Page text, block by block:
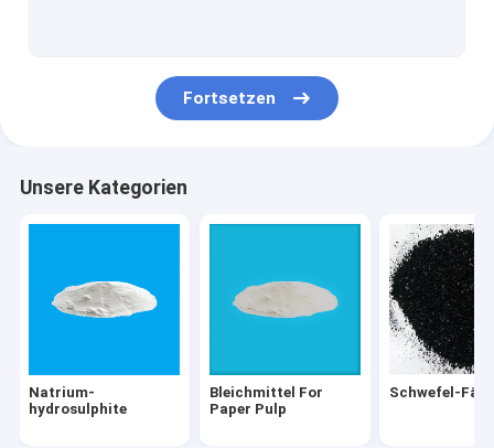
Bottichfärbungen
Fortsetzen
Unsere Kategorien
Natrium-
hydrosulphite
Bleichmittel For
Paper Pulp
Schwefel-